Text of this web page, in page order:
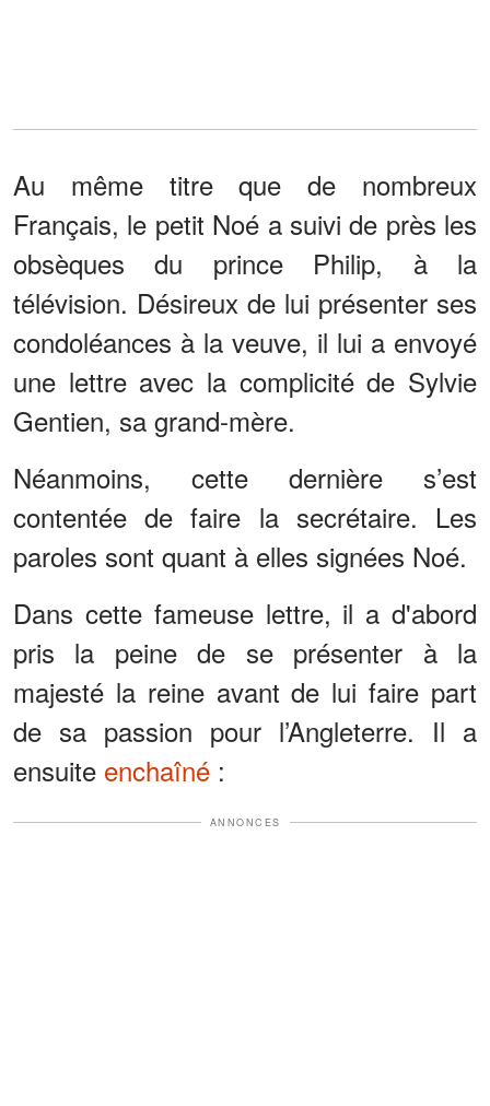
Au même titre que de nombreux
Français, le petit Noé a suivi de près les
obsèques du prince Philip, à la
télévision. Désireux de lui présenter ses
condoléances à la veuve, il lui a envoyé
une lettre avec la complicité de Sylvie
Gentien, sa grand-mère.
Néanmoins, cette dernière s’est
contentée de faire la secrétaire. Les
paroles sont quant à elles signées Noé.
Dans cette fameuse lettre, il a d'abord
pris la peine de se présenter à la
majesté la reine avant de lui faire part
de sa passion pour l’Angleterre. Il a
ensuite enchaîné :
ANNONCES